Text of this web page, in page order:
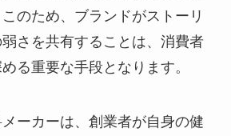
のため、ブランドがストーリ
さを共有することは、消費者
る重要な手段となります。
ーカーは、創業者が自身の健